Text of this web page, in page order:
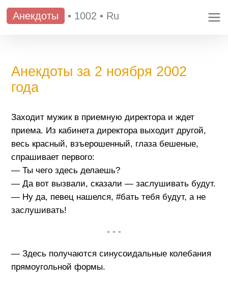
Анекдоты • 1002 • Ru
Анекдоты за 2 ноября 2002
года
Заходит мужик в приемную директора и ждет
приема. Из кабинета директора выходит другой,
весь красный, взъерошенный, глаза бешеные,
спрашивает первого:
— Ты чего здесь делаешь?
— Да вот вызвали, сказали — заслушивать будут.
— Ну да, певец нашелся, #бать тебя будут, а не
заслушивать!
• • •
— Здесь получаются синусоидальные колебания
прямоугольной формы.